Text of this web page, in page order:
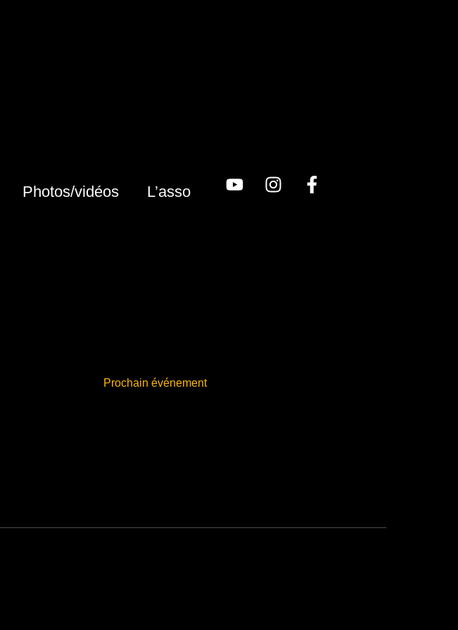
Photos/vidéos L’asso
Prochain événement